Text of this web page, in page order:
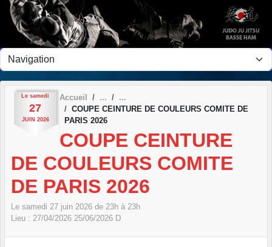
Le samedi
27
JUIN 2026
Accueil
COUPE CEINTURE DE COULEURS COMITE DE
PARIS 2026
COUPE CEINTURE
DE COULEURS COMITE
DE PARIS 2026
Le samedi 27 juin 2026 de 23h à 23h
Lieu : 27/04/2026 25/06/2026 D
Panneau de gestion des cookies